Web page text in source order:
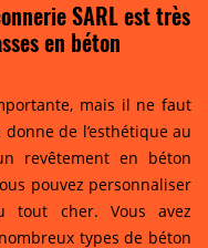
SARL est très
en béton
mais il ne faut
de l’esthétique au
revêtement en béton
pouvez personnaliser
cher. Vous avez
types de béton